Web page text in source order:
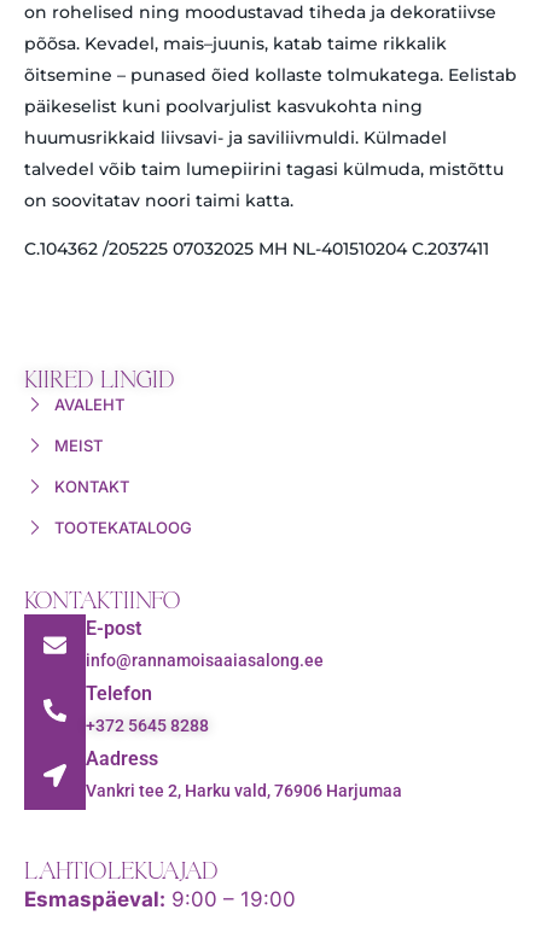
on rohelised ning moodustavad tiheda ja dekoratiivse
põõsa. Kevadel, mais–juunis, katab taime rikkalik
õitsemine – punased õied kollaste tolmukatega. Eelistab
päikeselist kuni poolvarjulist kasvukohta ning
huumusrikkaid liivsavi- ja saviliivmuldi. Külmadel
talvedel võib taim lumepiirini tagasi külmuda, mistõttu
on soovitatav noori taimi katta.
C.104362 /205225 07032025 MH NL-401510204 C.2037411
KIIRED LINGID
AVALEHT
MEIST
KONTAKT
TOOTEKATALOOG
KONTAKTIINFO
E-post
info@rannamoisaaiasalong.ee
Telefon
+372 5645 8288
Aadress
Vankri tee 2, Harku vald, 76906 Harjumaa
LAHTIOLEKUAJAD
Esmaspäeval: 9:00 – 19:00